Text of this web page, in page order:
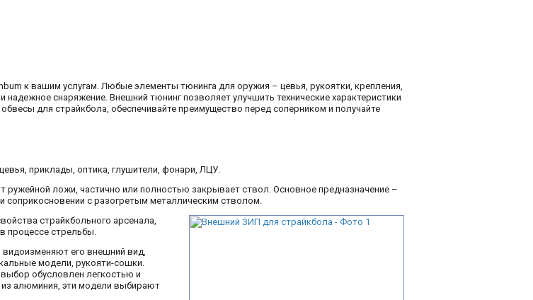
к вашим услугам. Любые элементы тюнинга для оружия – цевья, рукоятки, крепления,
снаряжение. Внешний тюнинг позволяет улучшить технические характеристики
для страйкбола, обеспечивайте преимущество перед соперником и получайте
приклады, оптика, глушители, фонари, ЛЦУ.
ложи, частично или полностью закрывает ствол. Основное предназначение –
с разогретым металлическим стволом.
страйкбольного арсенала,
процессе стрельбы.
видоизменяют его внешний вид,
модели, рукояти-сошки.
обусловлен легкостью и
из алюминия, эти модели выбирают